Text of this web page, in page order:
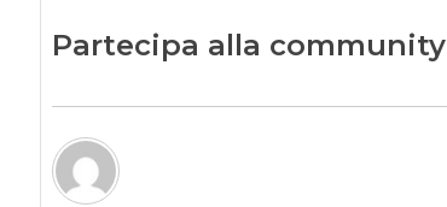
Partecipa alla community